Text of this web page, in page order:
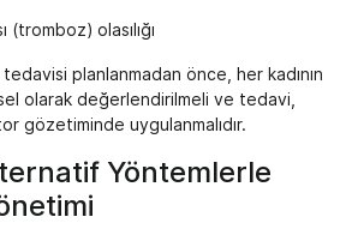
(tromboz) olasılığı
planlanmadan önce, her kadının
olarak değerlendirilmeli ve tedavi,
gözetiminde uygulanmalıdır.
Yöntemlerle